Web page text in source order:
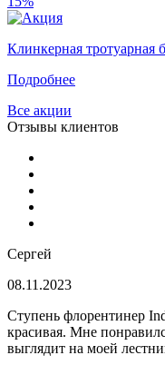
Клинкерная тротуарная
Подробнее
Все акции
Отзывы клиентов
Сергей
08.11.2023
Ступень флорентинер
красивая. Мне
выглядит на моей